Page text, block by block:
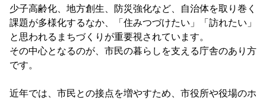
少子高齢化、地方創生、防災強化など、自治体を取り巻く
課題が多様化するなか、「住みつづけたい」「訪れたい」
と思われるまちづくりが重要視されています。
その中心となるのが、市民の暮らしを支える庁舎のあり方
です。
近年では、市民との接点を増やすため、市役所や役場のホ